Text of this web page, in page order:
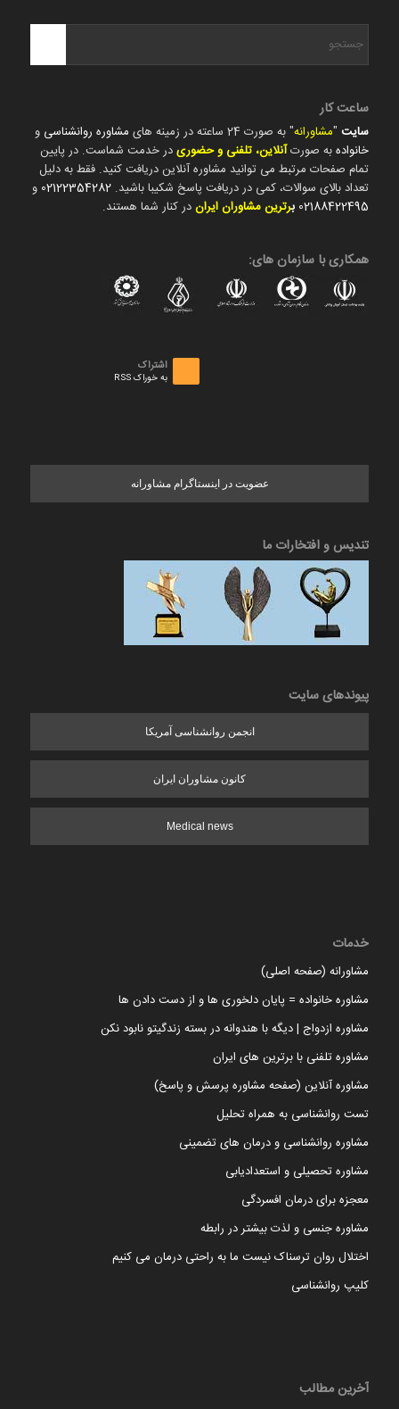
ساعت کار
سایت"مشاورانه" به صورت 24 ساعته در زمینه های مشاوره روانشناسی و
خانوادهبه صورتآنلاین، تلفنی و حضوریدر خدمت شماست. در پایین
تمام صفحات مرتبط می توانید مشاوره آنلاین دریافت کنید. فقط به دلیل
تعداد بالای سوالات، کمی در دریافت پاسخ شکیبا باشید. 02122354282 و
02188422495 برترین مشاوران ایراندر کنار شما هستند.
همکاری با سازمان های:
اشتراک
به خوراک RSS
عضویت در اینستاگرام مشاورانه
تندیس و افتخارات ما
پیوندهای سایت
انجمن روانشناسی آمریکا
کانون مشاوران ایران
Medical news
خدمات
مشاورانه (صفحه اصلی)
مشاوره خانواده = پایان دلخوری ها و از دست دادن ها
مشاوره ازدواج | دیگه با هندوانه در بسته زندگیتو نابود نکن
مشاوره تلفنی با برترین های ایران
مشاوره آنلاین (صفحه مشاوره پرسش و پاسخ)
تست روانشناسی به همراه تحلیل
مشاوره روانشناسی و درمان های تضمینی
مشاوره تحصیلی و استعدادیابی
معجزه برای درمان افسردگی
مشاوره جنسی و لذت بیشتر در رابطه
اختلال روان ترسناک نیست ما به راحتی درمان می کنیم
کلیپ روانشناسی
آخرین مطالب